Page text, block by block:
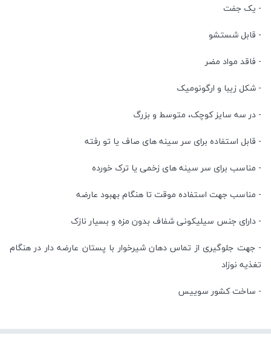
- یک جفت
- قابل شستشو
- فاقد مواد مضر
- شکل زیبا و ارگونومیک
- در سه سایز کوچک، متوسط و بزرگ
- قابل استفاده برای سر سینه های صاف یا تو رفته
- مناسب برای سر سینه های زخمی یا ترک خورده
- مناسب جهت استفاده موقت تا هنگام بهبود عارضه
- دارای جنس سیلیکونی شفاف بدون مزه و بسیار نازک
- جهت جلوگیری از تماس دهان شیرخوار با پستان عارضه دار در هنگام
تغذیه نوزاد
- ساخت کشور سوییس